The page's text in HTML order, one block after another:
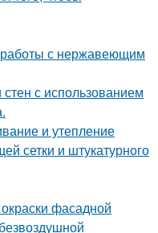
с нержавеющим
с использованием
и утепление
сетки и штукатурного
фасадной